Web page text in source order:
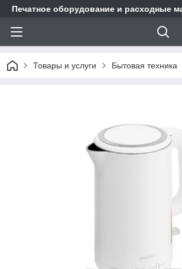
Печатное оборудование и расходные
Товары и услуги Бытовая техника